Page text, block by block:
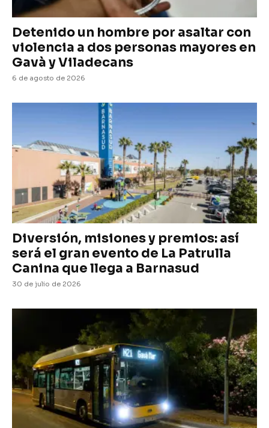
Detenido un hombre por asaltar con
violencia a dos personas mayores en
Gavà y Viladecans
6 de agosto de 2026
Diversión, misiones y premios: así
será el gran evento de La Patrulla
Canina que llega a Barnasud
30 de julio de 2026